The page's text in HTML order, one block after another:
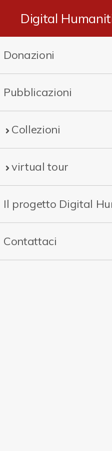
Digital
Donazioni
Pubblicazioni
Collezioni
virtual tour
Contattaci